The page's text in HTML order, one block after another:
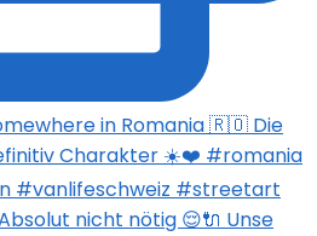
nicht nötig 😌🔌 Unse